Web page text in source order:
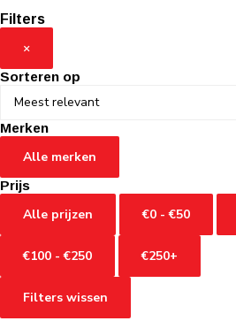
Filters
×
Sorteren op
Merken
Alle merken
Prijs
Alle prijzen €0 - €50
€100 - €250 €250+
Filters wissen